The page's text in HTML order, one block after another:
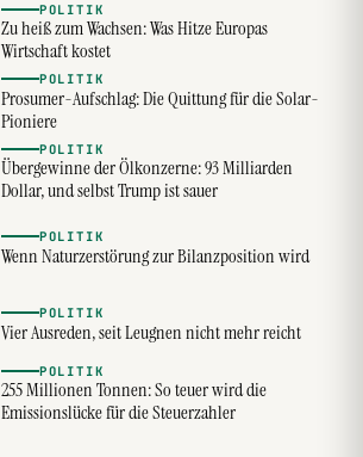
POLITIK
Zu heiß zum Wachsen: Was Hitze Europas
Wirtschaft kostet
POLITIK
Prosumer-Aufschlag: Die Quittung für die Solar-
Pioniere
POLITIK
Übergewinne der Ölkonzerne: 93 Milliarden
Dollar, und selbst Trump ist sauer
POLITIK
Wenn Naturzerstörung zur Bilanzposition wird
POLITIK
Vier Ausreden, seit Leugnen nicht mehr reicht
POLITIK
255 Millionen Tonnen: So teuer wird die
Emissionslücke für die Steuerzahler